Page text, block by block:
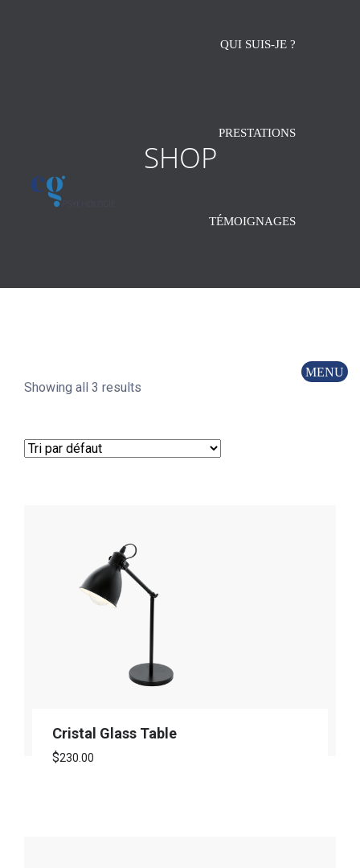
QUI SUIS-JE ?
PRESTATIONS
TÉMOIGNAGES
SHOP
Showing all 3 results
Cristal Glass Table
$230.00